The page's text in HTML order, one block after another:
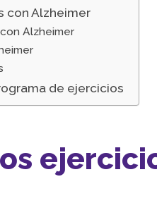
con Alzheimer
Alzheimer
de ejercicios